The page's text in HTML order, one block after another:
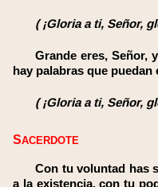
( ¡Gloria a ti, Señor,
Grande eres, Señor,
hay palabras que
( ¡Gloria a ti, Señor,
SACERDOTE
Con tu voluntad has
a la existencia, con tu